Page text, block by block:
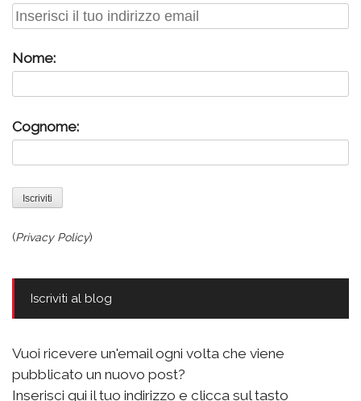
Nome:
Cognome:
(Privacy Policy)
Iscriviti al blog
Vuoi ricevere un'email ogni volta che viene
pubblicato un nuovo post?
Inserisci qui il tuo indirizzo e clicca sul tasto